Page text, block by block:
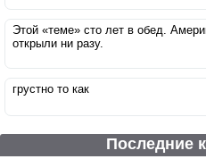
Этой «теме» сто лет в обед.
открыли ни разу.
грустно то как
Последние